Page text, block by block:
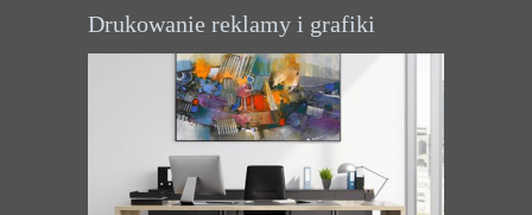
Drukowanie reklamy i grafiki